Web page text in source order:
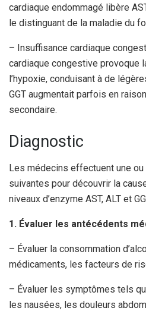
cardiaque endommagé libère
le distinguant de la maladie du
– Insuffisance cardiaque
cardiaque congestive provoque
l’hypoxie, conduisant à de
GGT augmentait parfois en
secondaire.
Diagnostic
Les médecins effectuent une
suivantes pour découvrir la
niveaux d’enzyme AST, ALT et
1. Évaluer les antécédents
– Évaluer la consommation
médicaments, les facteurs de
– Évaluer les symptômes tels
les nausées, les douleurs